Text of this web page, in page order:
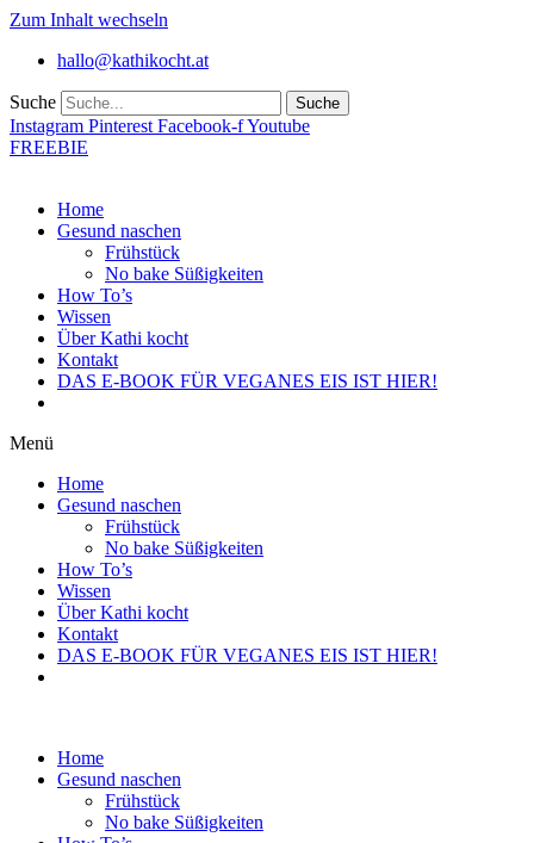
Zum Inhalt wechseln
hallo@kathikocht.at
Suche Suche
Instagram Pinterest Facebook-fYoutube
FREEBIE
Home
Gesund naschen
Frühstück
No bake Süßigkeiten
How To’s
Wissen
Über Kathi kocht
Kontakt
DAS E-BOOK FÜR VEGANES EIS IST HIER!
Menü
Home
Gesund naschen
Frühstück
No bake Süßigkeiten
How To’s
Wissen
Über Kathi kocht
Kontakt
DAS E-BOOK FÜR VEGANES EIS IST HIER!
Home
Gesund naschen
Frühstück
No bake Süßigkeiten